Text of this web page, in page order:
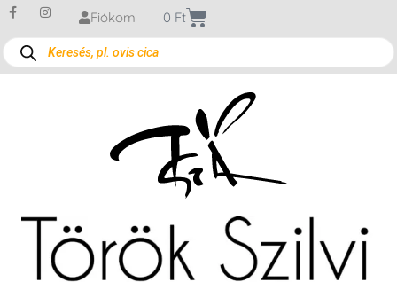
Fiókom 0 Ft